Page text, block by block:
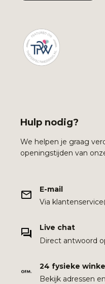
Hulp nodig?
We helpen je graag
openingstijden van
E-mail
Via
Live chat
Direct antwoord
24 fysieke
Bekijk adressen